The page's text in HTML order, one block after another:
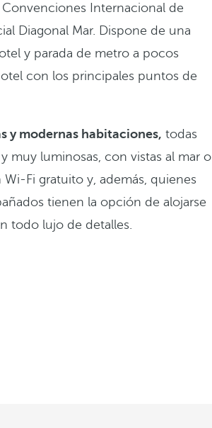
Internacional de
Diagonal Mar. Dispone de una
y parada de metro a pocos
con los principales puntos de
y modernas habitaciones, todas
muy luminosas, con vistas al mar o
Fi gratuito y, además, quienes
tienen la opción de alojarse
todo lujo de detalles.